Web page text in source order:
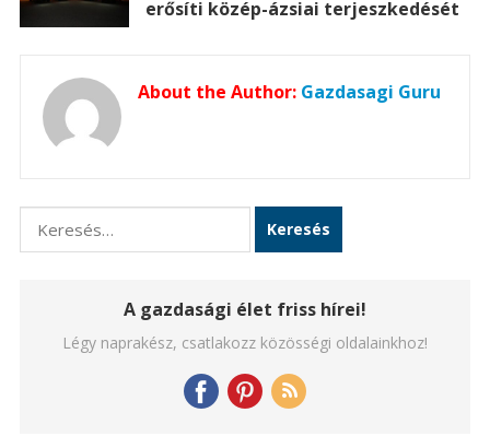
erősíti közép-ázsiai terjeszkedését
About the Author: Gazdasagi Guru
Keresés:
A gazdasági élet friss hírei!
Légy naprakész, csatlakozz közösségi oldalainkhoz!